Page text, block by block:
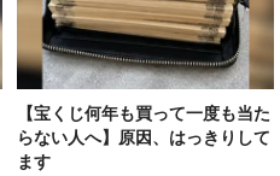
【宝くじ何年も買って一度も当た
らない人へ】原因、はっきりして
ます